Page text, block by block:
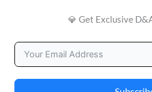
💎 Get Exclusive